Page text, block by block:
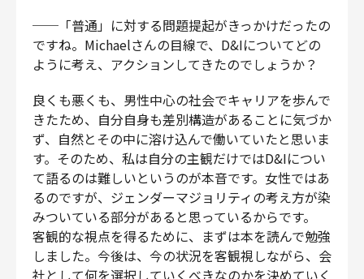
──「普通」に対する問題提起がきっかけだったの
ですね。Michaelさんの目線で、D&Iについてどの
ように考え、アクションしてきたのでしょうか？
良くも悪くも、男性中心の社会でキャリアを歩んで
きたため、自分自身も差別構造があることに気づか
ず、自然とその中に溶け込んで働いていたと思いま
す。そのため、私は自分の主観だけではD&Iについ
て語るのは難しいというのが本音です。女性ではあ
るのですが、ジェンダーマジョリティの考え方が染
みついている部分があると思っているからです。
客観的な視点を得るために、まずは本を読んで勉強
しました。今後は、今の状況を客観視しながら、会
社として何を選択していくべきなのかを決めていく